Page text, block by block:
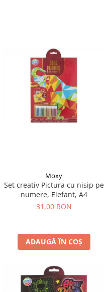
Moxy
Set creativ Pictura cu nisip pe
numere, Elefant, A4
31,00 RON
ADAUGĂ ÎN COȘ